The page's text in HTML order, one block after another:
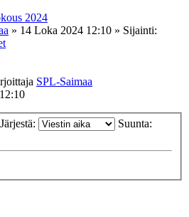
2024
» 14 Loka 2024 12:10 » Sijainti:
SPL-Saimaa
Järjestä: Suunta: